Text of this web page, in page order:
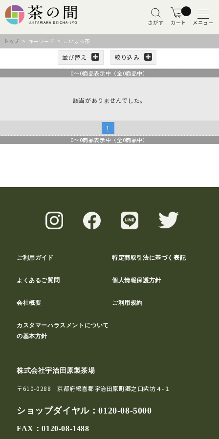
さがす カート メニュー
トップ > キーワード > こいまろ茶
並び替え 絞り込み
0～0商品表示中（全0商品中）
該当がありませんでした。
1
0～0商品表示中（全0商品中）
ご利用ガイド 特定商取引法に基づく表記
よくあるご質問 個人情報保護方針
会社概要 ご利用規約
カスタマーハラスメントについて
の基本方針
株式会社宇治田原製茶場
〒610-0288 京都府綴喜郡宇治田原町郷之口紫坊４-１
ショップダイヤル：0120-08-5000
FAX：0120-08-1488